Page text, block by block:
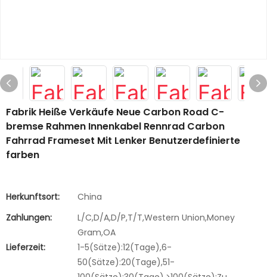
Fabrik Heiße Verkäufe Neue Carbon Road C-
bremse Rahmen Innenkabel Rennrad Carbon
Fahrrad Frameset Mit Lenker Benutzerdefinierte
farben
Herkunftsort:
China
Zahlungen:
L/C,D/A,D/P,T/T,Western Union,Money
Gram,OA
Lieferzeit:
1-5(Sätze):12(Tage),6-
50(Sätze):20(Tage),51-